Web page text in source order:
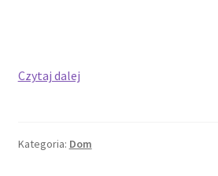
Czytaj dalejRamka
materiałów,
Kategoria: Dom